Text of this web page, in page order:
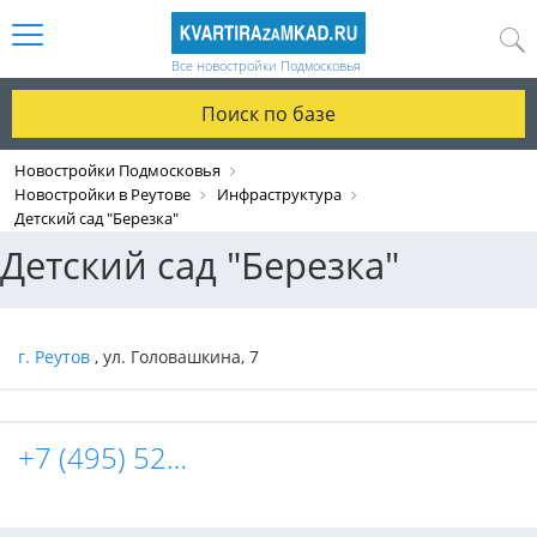
Все новостройки Подмосковья
Поиск по базе
Новостройки Подмосковья
Новостройки в Реутове
Инфраструктура
Детский сад "Березка"
Детский сад "Березка"
г. Реутов , ул. Головашкина, 7
+7 (495) 528-16-64